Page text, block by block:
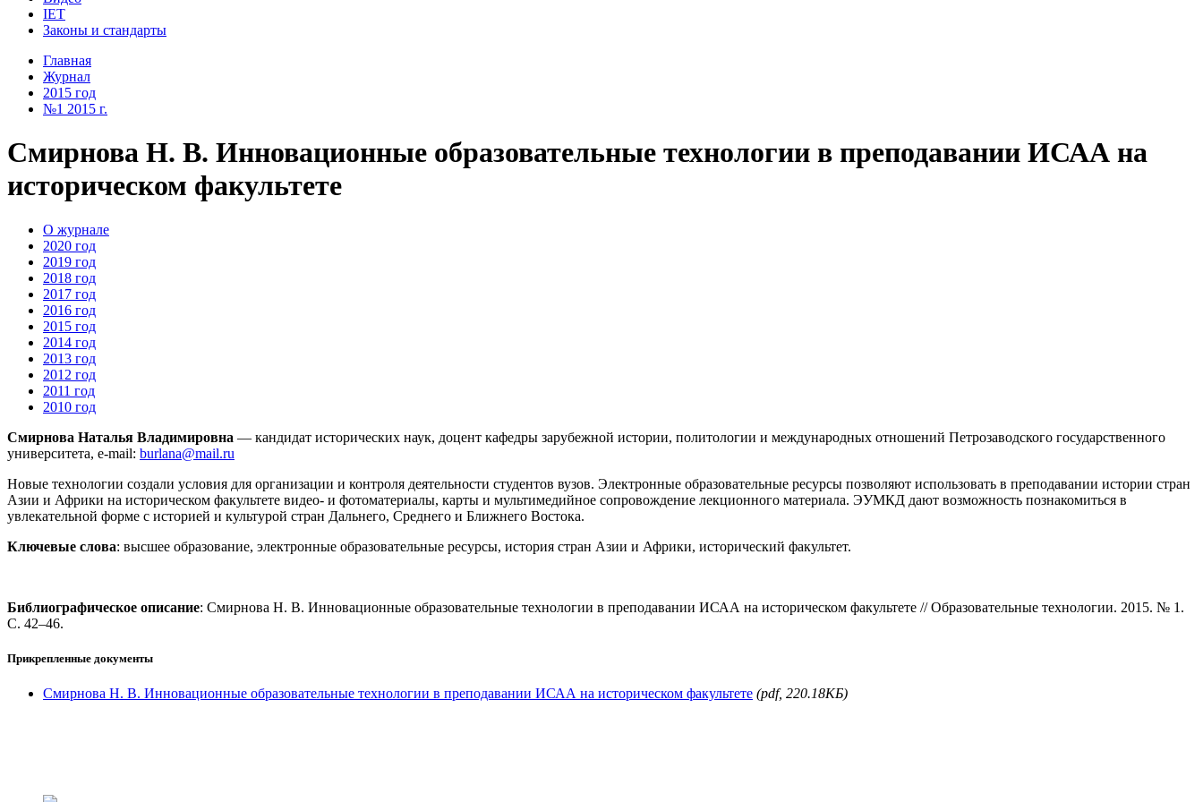
IET
Законы и стандарты
Главная
Журнал
2015 год
№1 2015 г.
Смирнова Н. В. Инновационные образовательные технологии в преподавании ИСАА на
историческом факультете
О журнале
2020 год
2019 год
2018 год
2017 год
2016 год
2015 год
2014 год
2013 год
2012 год
2011 год
2010 год
Смирнова Наталья Владимировна — кандидат исторических наук, доцент кафедры зарубежной истории, политологии и международных отношений Петрозаводского государственного
университета, e-mail: burlana@mail.ru
Новые технологии создали условия для организации и контроля деятельности студентов вузов. Электронные образовательные ресурсы позволяют использовать в преподавании истории стран
Азии и Африки на историческом факультете видео- и фотоматериалы, карты и мультимедийное сопровождение лекционного материала. ЭУМКД дают возможность познакомиться в
увлекательной форме с историей и культурой стран Дальнего, Среднего и Ближнего Востока.
Ключевые слова: высшее образование, электронные образовательные ресурсы, история стран Азии и Африки, исторический факультет.
Библиографическое описание: Смирнова Н. В. Инновационные образовательные технологии в преподавании ИСАА на историческом факультете // Образовательные технологии. 2015. № 1.
С. 42–46.
Прикрепленные документы
Смирнова Н. В. Инновационные образовательные технологии в преподавании ИСАА на историческом факультете (pdf, 220.18КБ)